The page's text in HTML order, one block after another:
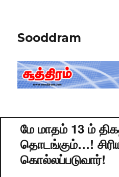
Sooddram
மே மாதம் 13 ம்
தொடங்கும்…!
கொல்லப்படுவார்!